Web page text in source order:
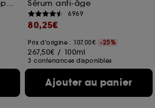
Sérum Hydratant visage apaisant Sérum anti-âge
6969
80,25€
Prix d'origine : 107,00€ -25%
267,50€ / 100ml
3 contenances disponibles
Ajouter au panier